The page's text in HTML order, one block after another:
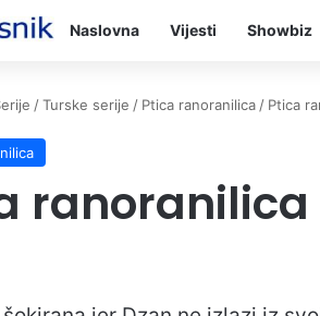
Naslovna Vijesti Showbiz
/Turske serije / Ptica ranoranilica / Ptica
ranoranilica